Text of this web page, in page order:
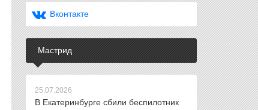
Вконтакте
Мастрид
25.07.2026
В Екатеринбурге сбили беспилотник